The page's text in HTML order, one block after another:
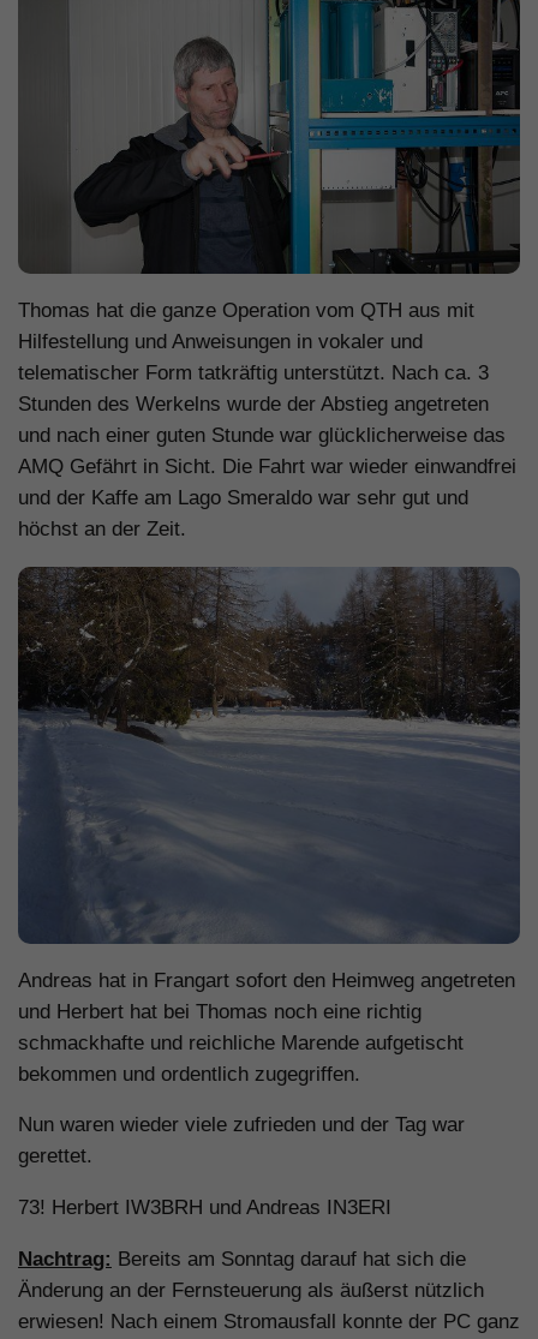
Thomas hat die ganze Operation vom QTH aus mit
Hilfestellung und Anweisungen in vokaler und
telematischer Form tatkräftig unterstützt. Nach ca. 3
Stunden des Werkelns wurde der Abstieg angetreten
und nach einer guten Stunde war glücklicherweise das
AMQ Gefährt in Sicht. Die Fahrt war wieder einwandfrei
und der Kaffe am Lago Smeraldo war sehr gut und
höchst an der Zeit.
Andreas hat in Frangart sofort den Heimweg angetreten
und Herbert hat bei Thomas noch eine richtig
schmackhafte und reichliche Marende aufgetischt
bekommen und ordentlich zugegriffen.
Nun waren wieder viele zufrieden und der Tag war
gerettet.
73! Herbert IW3BRH und Andreas IN3ERI
Nachtrag: Bereits am Sonntag darauf hat sich die
Änderung an der Fernsteuerung als äußerst nützlich
erwiesen! Nach einem Stromausfall konnte der PC ganz